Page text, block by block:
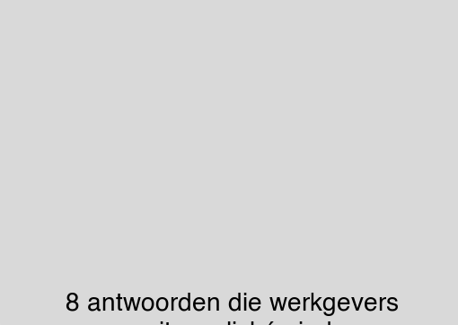
8 antwoorden die werkgevers